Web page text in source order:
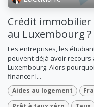
Crédit
au Luxembourg ?
Les entreprises, les
peuvent déjà avoir recours
Luxembourg. Alors
financer l...
Aides au logement